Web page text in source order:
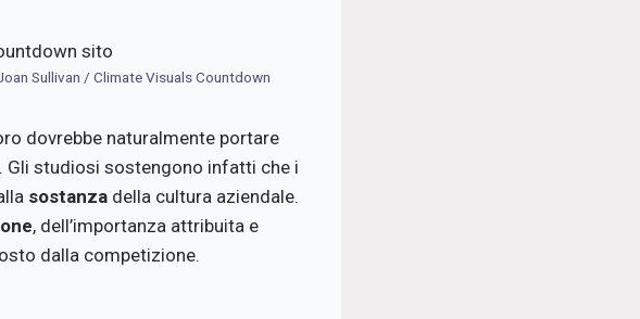
Sullivan / Climate Visuals Countdown
dovrebbe naturalmente portare
studiosi sostengono infatti che i
sostanza della cultura aziendale.
, dell’importanza attribuita e
dalla competizione.